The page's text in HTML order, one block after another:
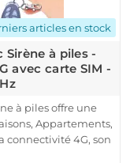
articles en stock
à piles -
avec carte SIM -
à piles offre une
Appartements,
connectivité 4G, son